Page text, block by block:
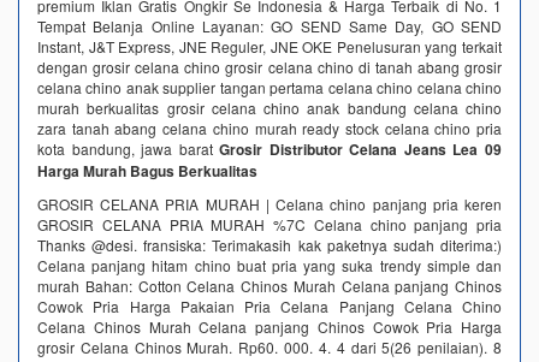
premium‎ Iklan Gratis Ongkir Se Indonesia & Harga Terbaik di No. 1
Tempat Belanja Online Layanan: GO SEND Same Day, GO SEND
Instant, J&T Express, JNE Reguler, JNE OKE Penelusuran yang terkait
dengan grosir celana chino grosir celana chino di tanah abang grosir
celana chino anak supplier tangan pertama celana chino celana chino
murah berkualitas grosir celana chino anak bandung celana chino
zara tanah abang celana chino murah ready stock celana chino pria
kota bandung, jawa baratGrosir Distributor Celana Jeans Lea 09
Harga Murah Bagus Berkualitas
GROSIR CELANA PRIA MURAH | Celana chino panjang pria keren
GROSIR CELANA PRIA MURAH %7C Celana chino panjang pria
Thanks @desi. fransiska: Terimakasih kak paketnya sudah diterima:)
Celana panjang hitam chino buat pria yang suka trendy simple dan
murah Bahan: Cotton Celana Chinos Murah Celana panjang Chinos
Cowok Pria Harga Pakaian Pria Celana Panjang Celana Chino
Celana Chinos Murah Celana panjang Chinos Cowok Pria Harga
grosir Celana Chinos Murah. Rp60. 000. 4. 4 dari 5(26 penilaian). 8